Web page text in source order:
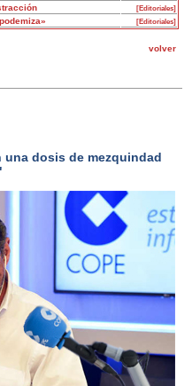
[Editoriales]
[Editoriales]
volver
dosis de mezquindad